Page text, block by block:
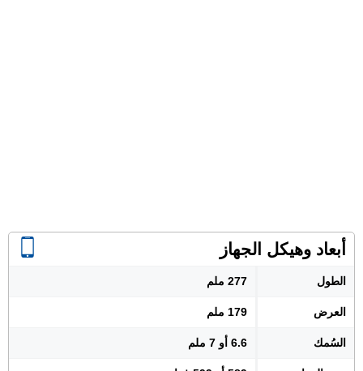
أبعاد وهيكل الجهاز
الطول 277 ملم
العرض 179 ملم
السُمك 6.6 أو 7 ملم